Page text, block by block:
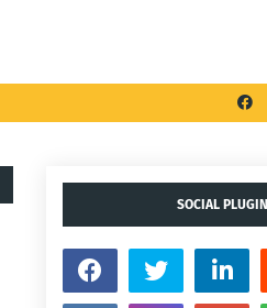
SOCIAL PLUGIN